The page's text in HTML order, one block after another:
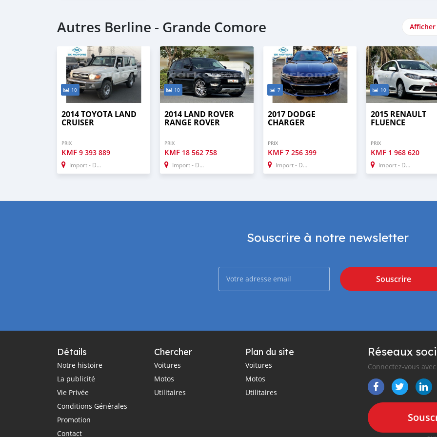
Autres Berline - Grande Comore
10
2014 TOYOTA LAND
CRUISER
PRIX
KMF 9 393 889
Import - Dubai
10
2014 LAND ROVER
RANGE ROVER
PRIX
KMF 18 562 758
Import - Dubai
7
2017 DODGE
CHARGER
PRIX
KMF 7 256 399
Import - Dubai
10
2015 RENAULT
FLUENCE
PRIX
KMF 1 968 620
Import - Dubai
Souscrire à notre newsletter
Souscrire
Détails
Notre histoire
La publicité
Vie Privée
Conditions Générales
Promotion
Contact
Chercher
Voitures
Motos
Utilitaires
Plan du site
Voitures
Motos
Utilitaires
Réseaux
Connectez-vous